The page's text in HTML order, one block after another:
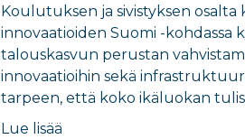
Koulutuksen ja sivistyksen osalta
innovaatioiden Suomi -kohdassa
talouskasvun perustan
innovaatioihin sekä
tarpeen, että koko ikäluokan
Lue lisää